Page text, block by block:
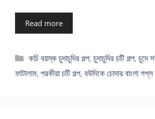
Read more
Categories
কচি বয়স্ক চুদাচুদির গল্প,চুদাচুদির চটি গল্প,চুদে
ফাটালাম, পরকীয়া চটি গল্প, বউদিকে চোদার বাংলা গপ্ল